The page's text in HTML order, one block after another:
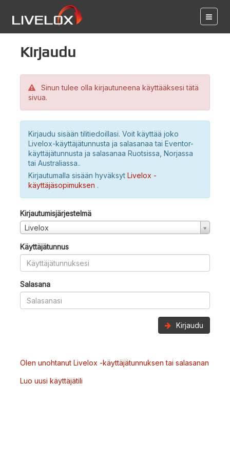
Kirjaudu
Sinun tulee olla kirjautuneena käyttääksesi tätä
sivua.
Kirjaudu sisään tilitiedoillasi. Voit käyttää joko
Livelox-käyttäjätunnusta ja salasanaa tai Eventor-
käyttäjätunnusta ja salasanaa Ruotsissa, Norjassa
tai Australiassa..
Kirjautumalla sisään hyväksyt Livelox -
käyttäjäsopimuksen .
Kirjautumisjärjestelmä
Livelox
Käyttäjätunnus
Salasana
Kirjaudu
Olen unohtanut Livelox -käyttäjätunnuksen tai salasanan
Luo uusi käyttäjätili